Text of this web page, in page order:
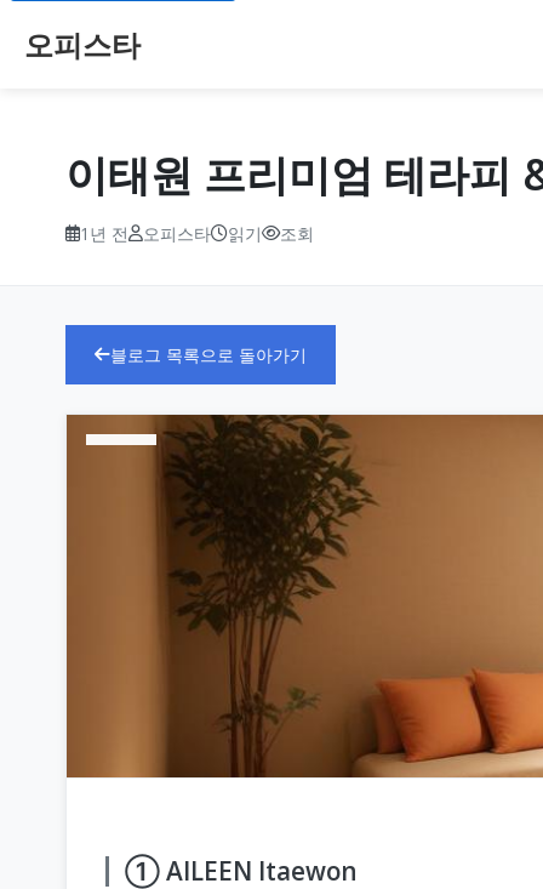
오피스타
이태원 프리미엄 테라피
1년 전 오피스타 읽기 조회
블로그 목록으로 돌아가기
① AILEEN Itaewon